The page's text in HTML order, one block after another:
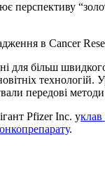
в Cancer
для більш
передові
Pfizer Inc. уклав
.